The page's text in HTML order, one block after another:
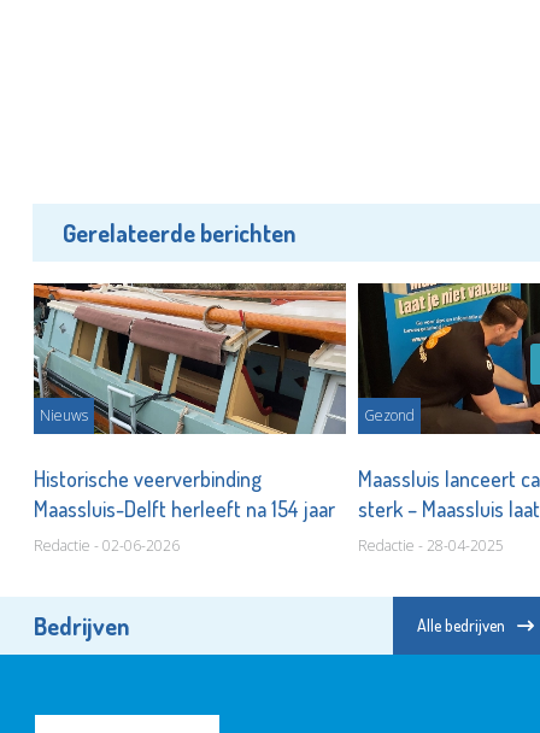
Gerelateerde berichten
Nieuws
Historische veerverbinding
Maassluis-Delft herleeft na 154 jaar
Redactie - 02-06-2026
Gezond
Maassluis lanceert
sterk – Maassluis
Redactie - 28-04-2025
Bedrijven Alle bedrijven